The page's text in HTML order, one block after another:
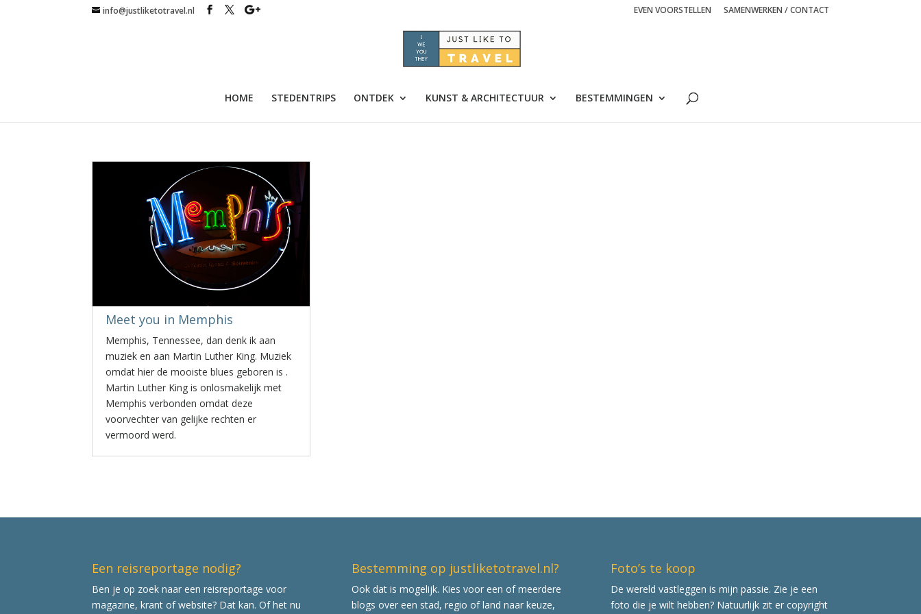
info@justliketotravel.nl EVEN VOORSTELLEN SAMENWERKEN / CONTACT
HOME STEDENTRIPS ONTDEK KUNST & ARCHITECTUUR BESTEMMINGEN
Meet you in Memphis
Memphis, Tennessee, dan denk ik aan
muziek en aan Martin Luther King. Muziek
omdat hier de mooiste blues geboren is .
Martin Luther King is onlosmakelijk met
Memphis verbonden omdat deze
voorvechter van gelijke rechten er
vermoord werd.
Een reisreportage nodig?
Ben je op zoek naar een reisreportage voor
magazine, krant of website? Dat kan. Of het nu
Bestemming op justliketotravel.nl?
Ook dat is mogelijk. Kies voor een of meerdere
blogs over een stad, regio of land naar keuze,
Foto’s te koop
De wereld vastleggen is mijn passie. Zie je een
foto die je wilt hebben? Natuurlijk zit er copyright